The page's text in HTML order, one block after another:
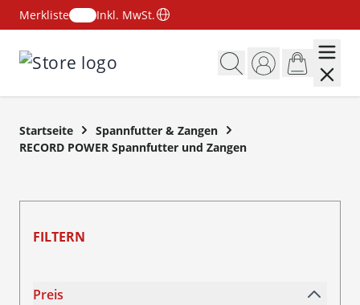
Merkliste
Inkl. MwSt.
Startseite
Spannfutter & Zangen
RECORD POWER Spannfutter und Zangen
FILTERN
Preis